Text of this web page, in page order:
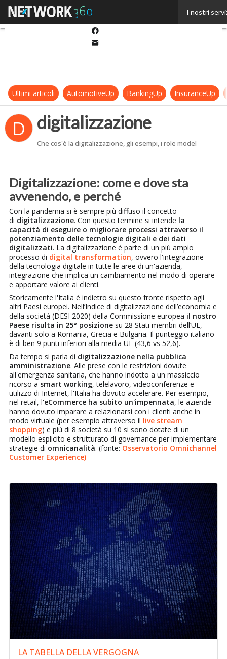
I nostri
Ultimi articoli AutomotiveUp BankingUp InsuranceUp
D digitalizzazione
Che cos'è la digitalizzazione, gli esempi, i role model
Digitalizzazione: come e dove sta
avvenendo, e perché
Con la pandemia si è sempre più diffuso il concetto
di digitalizzazione. Con questo termine si intende la
capacità di eseguire o migliorare processi attraverso il
potenziamento delle tecnologie digitali e dei dati
digitalizzati. La digitalizzazione è parte di un più ampio
processo di digital transformation, ovvero l'integrazione
della tecnologia digitale in tutte le aree di un'azienda,
integrazione che implica un cambiamento nel modo di operare
e apportare valore ai clienti.
Storicamente l'Italia è indietro su questo fronte rispetto agli
altri Paesi europei. Nell’Indice di digitalizzazione dell’economia e
della società (DESI 2020) della Commissione europea il nostro
Paese risulta in 25° posizione su 28 Stati membri dell’UE,
davanti solo a Romania, Grecia e Bulgaria. Il punteggio italiano
è di ben 9 punti inferiori alla media UE (43,6 vs 52,6).
Da tempo si parla di digitalizzazione nella pubblica
amministrazione. Alle prese con le restrizioni dovute
all'emergenza sanitaria, che hanno indotto a un massiccio
ricorso a smart working, telelavoro, videoconferenze e
utilizzo di Internet, l'Italia ha dovuto accelerare. Per esempio,
nel retail, l'eCommerce ha subito un'impennata, le aziende
hanno dovuto imparare a relazionarsi con i clienti anche in
modo virtuale (per esempio attraverso il live stream
shopping) e più di 8 società su 10 si sono dotate di un
modello esplicito e strutturato di governance per implementare
strategie di omnicanalità. (fonte: Osservatorio Omnichannel
Customer Experience)
LA TABELLA DELLA VERGOGNA